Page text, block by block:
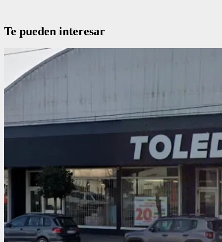
Te pueden interesar